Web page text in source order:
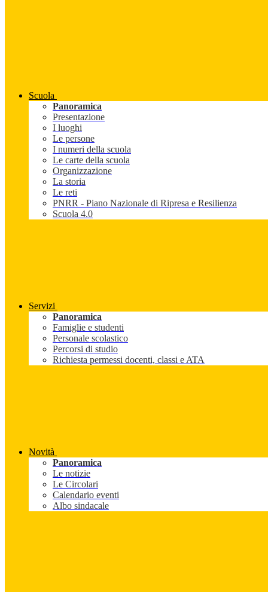
Scuola
Panoramica
Presentazione
I luoghi
Le persone
I numeri della scuola
Le carte della scuola
Organizzazione
La storia
Le reti
PNRR - Piano Nazionale di Ripresa e Resilienza
Scuola 4.0
Servizi
Panoramica
Famiglie e studenti
Personale scolastico
Percorsi di studio
Richiesta permessi docenti, classi e ATA
Novità
Panoramica
Le notizie
Le Circolari
Calendario eventi
Albo sindacale